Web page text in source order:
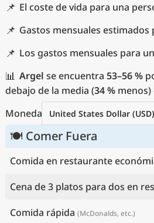
📌 El coste de vida para una
📌 Gastos mensuales estimados
📌 Los gastos mensuales para
📊 Argel se encuentra 53–56 %
debajo de la media (34 % menos)
Moneda
United States Dollar (USD)
🍽 Comer Fuera
Comida en restaurante
Cena de 3 platos para dos en
Comida rápida (McDonalds, etc.)